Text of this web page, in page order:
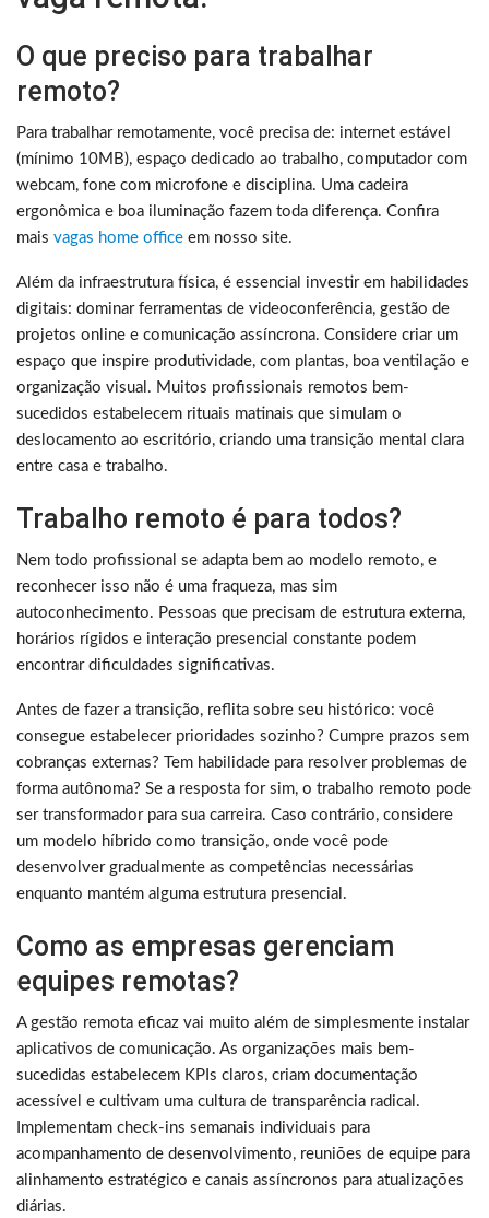
O que preciso para trabalhar
remoto?
Para trabalhar remotamente, você precisa de: internet estável
(mínimo 10MB), espaço dedicado ao trabalho, computador com
webcam, fone com microfone e disciplina. Uma cadeira
ergonômica e boa iluminação fazem toda diferença. Confira
mais vagas home office em nosso site.
Além da infraestrutura física, é essencial investir em habilidades
digitais: dominar ferramentas de videoconferência, gestão de
projetos online e comunicação assíncrona. Considere criar um
espaço que inspire produtividade, com plantas, boa ventilação e
organização visual. Muitos profissionais remotos bem-
sucedidos estabelecem rituais matinais que simulam o
deslocamento ao escritório, criando uma transição mental clara
entre casa e trabalho.
Trabalho remoto é para todos?
Nem todo profissional se adapta bem ao modelo remoto, e
reconhecer isso não é uma fraqueza, mas sim
autoconhecimento. Pessoas que precisam de estrutura externa,
horários rígidos e interação presencial constante podem
encontrar dificuldades significativas.
Antes de fazer a transição, reflita sobre seu histórico: você
consegue estabelecer prioridades sozinho? Cumpre prazos sem
cobranças externas? Tem habilidade para resolver problemas de
forma autônoma? Se a resposta for sim, o trabalho remoto pode
ser transformador para sua carreira. Caso contrário, considere
um modelo híbrido como transição, onde você pode
desenvolver gradualmente as competências necessárias
enquanto mantém alguma estrutura presencial.
Como as empresas gerenciam
equipes remotas?
A gestão remota eficaz vai muito além de simplesmente instalar
aplicativos de comunicação. As organizações mais bem-
sucedidas estabelecem KPIs claros, criam documentação
acessível e cultivam uma cultura de transparência radical.
Implementam check-ins semanais individuais para
acompanhamento de desenvolvimento, reuniões de equipe para
alinhamento estratégico e canais assíncronos para atualizações
diárias.